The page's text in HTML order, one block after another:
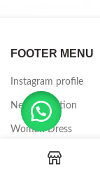
FOOTER MENU
Instagram profile
New Collection
Woman Dress
Contact Us